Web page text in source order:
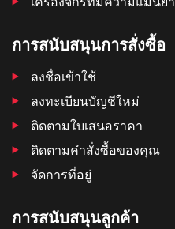
การสนับสนุนการสั่งซื้อ
ลงชื่อเข้าใช้
ลงทะเบียนบัญชีใหม่
ติดตามใบเสนอราคา
ติดตามคําสั่งซื้อของคุณ
จัดการที่อยู่
การสนับสนุนลูกค้า